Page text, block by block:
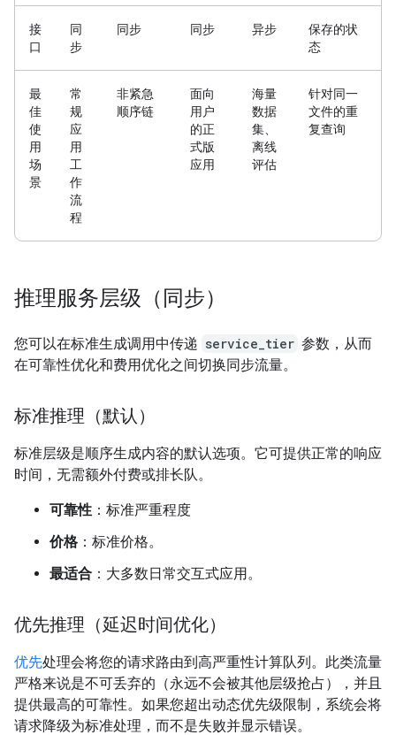
接
口
同
步
同步 同步 异步
保存的状
态
最
佳
使
用
场
景
常
规
应
用
工
作
流
程
非紧急
顺序链
面向
用户
的正
式版
应用
海量
数据
集、
离线
评估
针对同一
文件的重
复查询
推理服务层级（同步）
您可以在标准生成调用中传递 service_tier 参数，从而
在可靠性优化和费用优化之间切换同步流量。
标准推理（默认）
标准层级是顺序生成内容的默认选项。它可提供正常的响应
时间，无需额外付费或排长队。
可靠性 ：标准严重程度
价格 ：标准价格。
最适合 ：大多数日常交互式应用。
优先推理（延迟时间优化）
优先处理会将您的请求路由到高严重性计算队列。此类流量
严格来说是不可丢弃的（永远不会被其他层级抢占），并且
提供最高的可靠性。如果您超出动态优先级限制，系统会将
请求降级为标准处理，而不是失败并显示错误。